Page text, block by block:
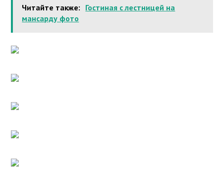
Читайте также: Гостиная с лестницей на
мансарду фото